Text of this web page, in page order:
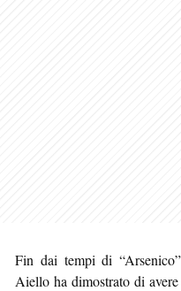
Fin dai tempi di
Aiello ha dimostrato di